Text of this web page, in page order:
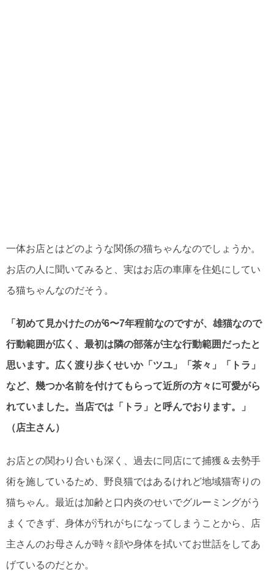
一体お店とはどのような関係の猫ちゃんなのでしょうか。
お店の人に聞いてみると、実はお店の車庫を住処にしてい
る猫ちゃんなのだそう。
「初めて見かけたのが6〜7年程前なのですが、雄猫なので
行動範囲が広く、最初は隣の部落が主な行動範囲だったと
思います。広く渡り歩くせいか「ツユ」「茶々」「トラ」
など、幾つか名前を付けてもらって近所の方々に可愛がら
れていました。当店では「トラ」と呼んでおります。」
（店主さん）
お店との関わり合いも深く、過去に同店にて捕獲＆去勢手
術を施しているため、野良猫ではあるけれど地域猫寄りの
猫ちゃん。最近は加齢と口内炎のせいでグルーミングがう
まくできず、身体が汚れがちになってしまうことから、店
主さんのお母さんが時々顔や身体を拭いてお世話をしてあ
げているのだとか。